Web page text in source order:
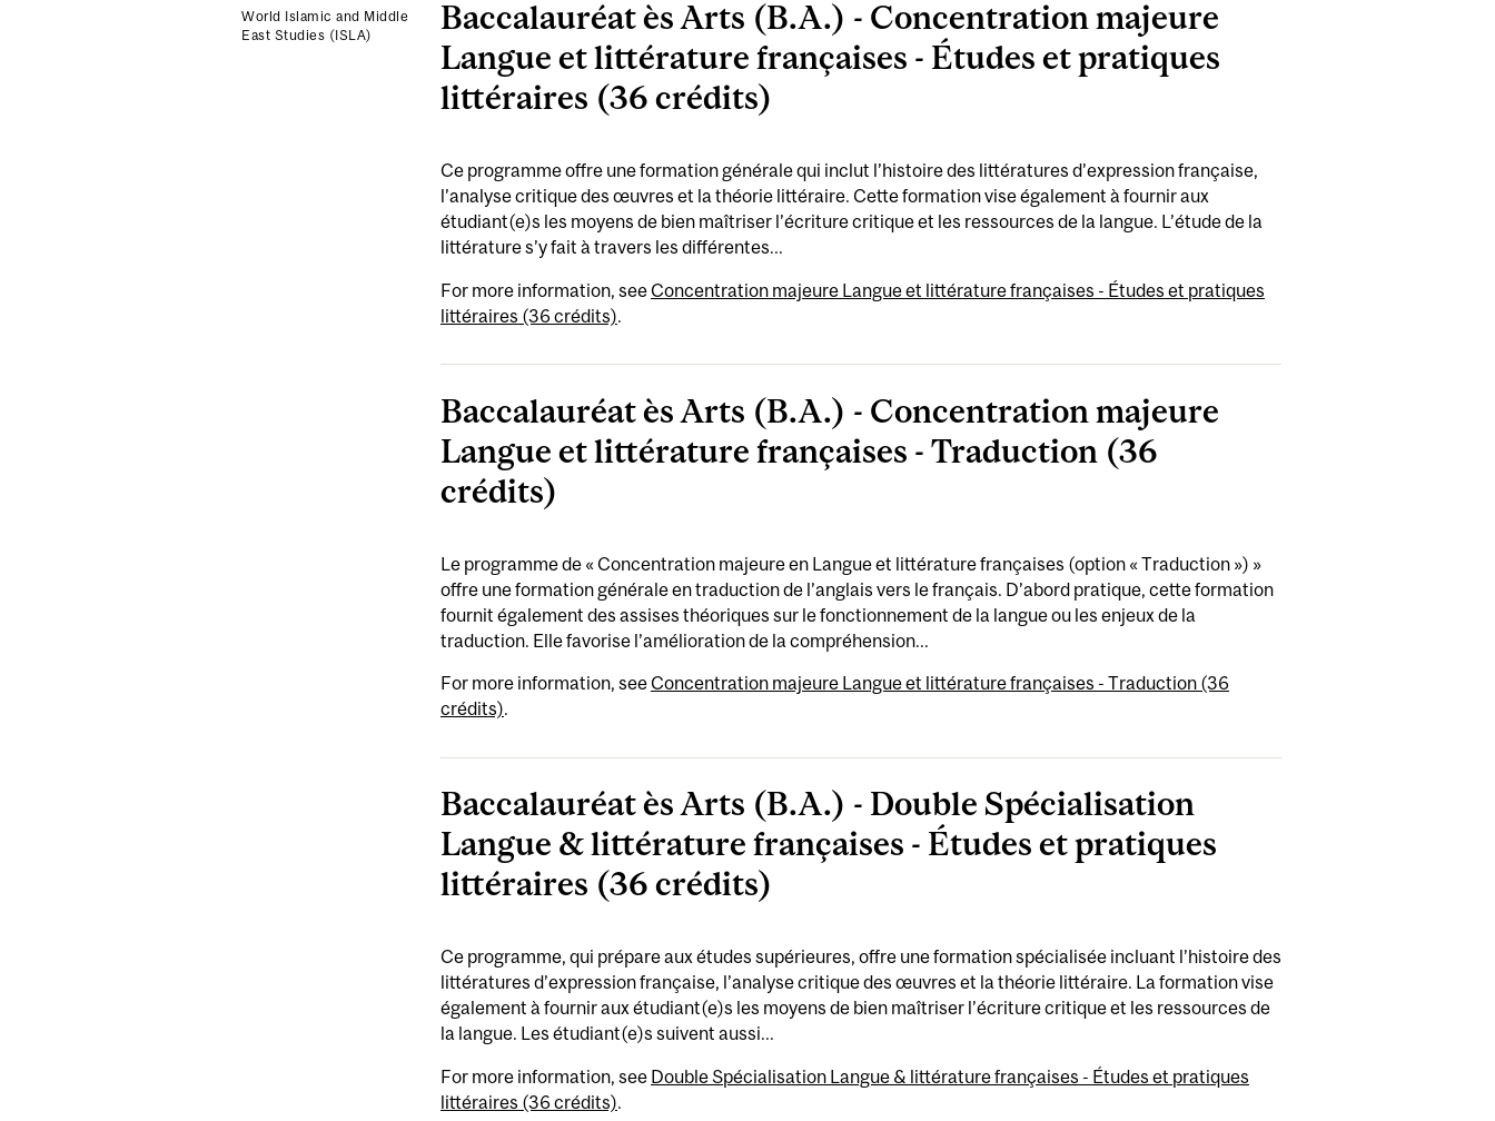
World Islamic and Middle
East Studies (ISLA)
Baccalauréat ès Arts (B.A.) - Concentration majeure
Langue et littérature françaises - Études et pratiques
littéraires (36 crédits)
Ce programme offre une formation générale qui inclut l’histoire des littératures d’expression française,
l’analyse critique des œuvres et la théorie littéraire. Cette formation vise également à fournir aux
étudiant(e)s les moyens de bien maîtriser l’écriture critique et les ressources de la langue. L’étude de la
littérature s’y fait à travers les différentes...
For more information, seeConcentration majeure Langue et littérature françaises - Études et pratiques
littéraires (36 crédits).
Baccalauréat ès Arts (B.A.) - Concentration majeure
Langue et littérature françaises - Traduction (36
crédits)
Le programme de « Concentration majeure en Langue et littérature françaises (option « Traduction ») »
offre une formation générale en traduction de l’anglais vers le français. D’abord pratique, cette formation
fournit également des assises théoriques sur le fonctionnement de la langue ou les enjeux de la
traduction. Elle favorise l’amélioration de la compréhension...
For more information, seeConcentration majeure Langue et littérature françaises - Traduction (36
crédits).
Baccalauréat ès Arts (B.A.) - Double Spécialisation
Langue & littérature françaises - Études et pratiques
littéraires (36 crédits)
Ce programme, qui prépare aux études supérieures, offre une formation spécialisée incluant l’histoire des
littératures d’expression française, l’analyse critique des œuvres et la théorie littéraire. La formation vise
également à fournir aux étudiant(e)s les moyens de bien maîtriser l’écriture critique et les ressources de
la langue. Les étudiant(e)s suivent aussi...
For more information, see Double Spécialisation Langue & littérature françaises - Études et pratiques
littéraires (36 crédits).